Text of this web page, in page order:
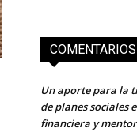
Un aporte para la
de planes sociales
financiera y